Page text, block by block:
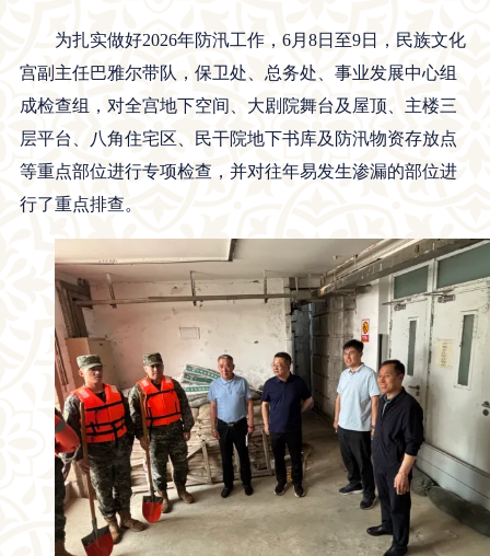
为扎实做好2026年防汛工作，6月8日至9日，民族文化
宫副主任巴雅尔带队，保卫处、总务处、事业发展中心组
成检查组，对全宫地下空间、大剧院舞台及屋顶、主楼三
层平台、八角住宅区、民干院地下书库及防汛物资存放点
等重点部位进行专项检查，并对往年易发生渗漏的部位进
行了重点排查。